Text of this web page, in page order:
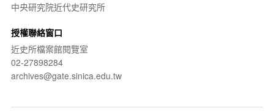
中央研究院近代史研究所
授權聯絡窗口
近史所檔案館閱覽室
02-27898284
archives@gate.sinica.edu.tw